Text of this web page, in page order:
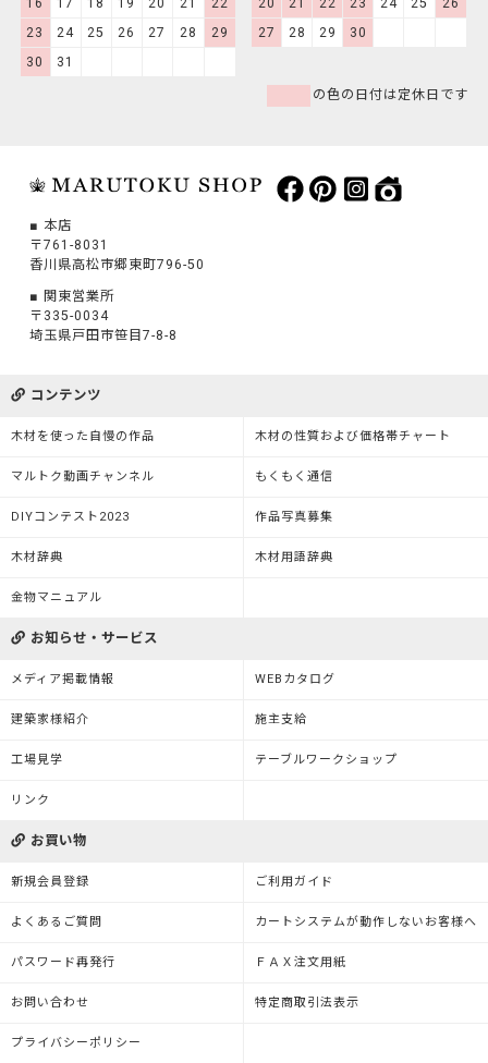
16
17 18 19 20 21
22
23
24 25 26 27 28
29
30
31
20
21 22 23 24 25
26
27
28 29 30
の色の日付は定休日です
本店
〒761-8031
香川県高松市郷東町796-50
関東営業所
〒335-0034
埼玉県戸田市笹目7-8-8
コンテンツ
木材を使った自慢の作品 木材の性質および価格帯チャート
マルトク動画チャンネル もくもく通信
DIYコンテスト2023 作品写真募集
木材辞典 木材用語辞典
金物マニュアル
お知らせ・サービス
メディア掲載情報 WEBカタログ
建築家様紹介 施主支給
工場見学 テーブルワークショップ
リンク
お買い物
新規会員登録 ご利用ガイド
よくあるご質問 カートシステムが動作しないお客様へ
パスワード再発行 ＦＡＸ注文用紙
お問い合わせ 特定商取引法表示
プライバシーポリシー